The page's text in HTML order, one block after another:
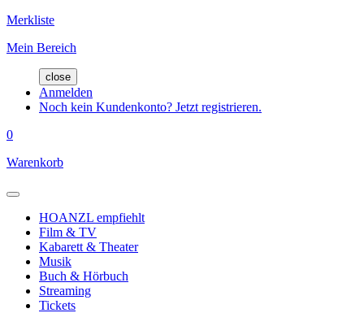
Merkliste
Mein Bereich
close
Anmelden
Noch kein Kundenkonto? Jetzt registrieren.
0
Warenkorb
HOANZL empfiehlt
Film & TV
Kabarett & Theater
Musik
Buch & Hörbuch
Streaming
Tickets